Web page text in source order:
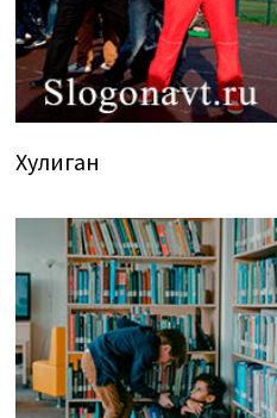
Хулиган